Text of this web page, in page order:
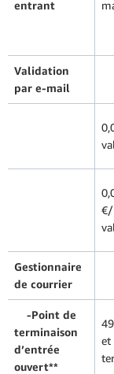
entrant
Validation
par e-mail
€/
Gestionnaire
de courrier
-Point de
terminaison
d’entrée
ouvert**
et